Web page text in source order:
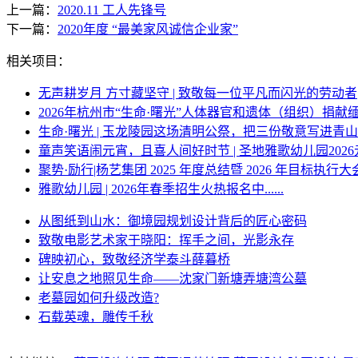
上一篇： 2020.11 工人先锋号
下一篇： 2020年度 “最美家风诚信企业家”
相关项目：
无声耕岁月 方寸藏坚守 | 致敬每一位平凡而闪光的劳动者
2026年杭州市“生命·曙光”人体器官和遗体（组织）捐献
生命·曙光 | 玉龙陵园这场清明公祭，把三份敬意写进青
童声笑语闹元宵，且喜人间好时节 | 圣地雅歌幼儿园
聚势·励行|杨艺集团 2025 年度总结暨 2026 年目标执行大
雅歌幼儿园 | 2026年春季招生火热报名中......
从图纸到山水：御境园规划设计背后的匠心密码
致敬电影艺术家于晓阳：挥手之间，光影永存
碑映初心，致敬经济学泰斗薛暮桥
让安息之地照见生命——沈家门新塘弄塘湾公墓
老墓园如何升级改造?
石载英魂，雕传千秋